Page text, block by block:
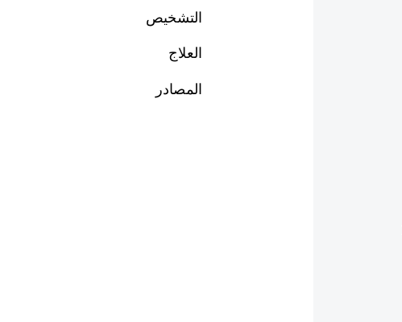
التشخيص
العلاج
المصادر